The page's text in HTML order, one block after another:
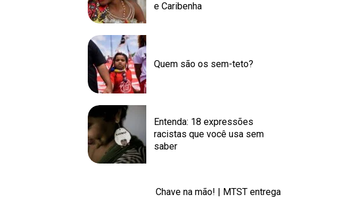
e Caribenha
Quem são os sem-teto?
Entenda: 18 expressões
racistas que você usa sem
saber
Chave na mão! | MTST entrega